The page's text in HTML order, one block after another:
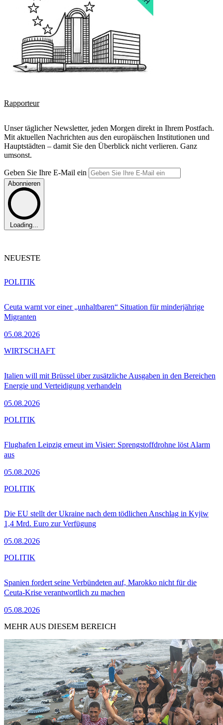
Rapporteur
Unser täglicher Newsletter, jeden Morgen direkt in Ihrem Postfach.
Mit aktuellen Nachrichten aus den europäischen Institutionen und
Hauptstädten – damit Sie den Überblick nicht verlieren. Ganz
umsonst.
Geben Sie Ihre E-Mail ein
Abonnieren
Loading...
NEUESTE
Ceuta warnt vor einer „unhaltbaren“ Situation für minderjährige
Migranten
05.08.2026
POLITIK
Italien will mit Brüssel über zusätzliche Ausgaben in den Bereichen
Energie und Verteidigung verhandeln
05.08.2026
WIRTSCHAFT
Flughafen Leipzig erneut im Visier: Sprengstoffdrohne löst Alarm
aus
05.08.2026
POLITIK
Die EU stellt der Ukraine nach dem tödlichen Anschlag in Kyjiw
1,4 Mrd. Euro zur Verfügung
05.08.2026
POLITIK
Spanien fordert seine Verbündeten auf, Marokko nicht für die
Ceuta-Krise verantwortlich zu machen
05.08.2026
POLITIK
MEHR AUS DIESEM BEREICH